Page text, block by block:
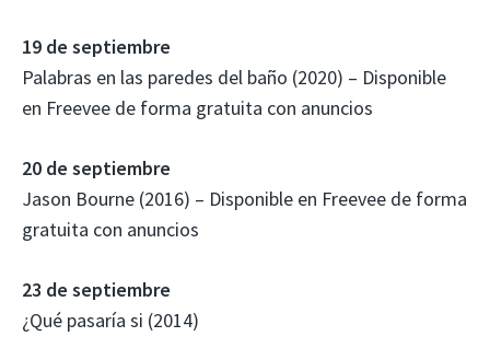
19 de septiembre
Palabras en las paredes del baño (2020) – Disponible
en Freevee de forma gratuita con anuncios
20 de septiembre
Jason Bourne (2016) – Disponible en Freevee de forma
gratuita con anuncios
23 de septiembre
¿Qué pasaría si (2014)